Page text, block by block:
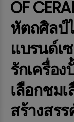
OF
หัตถศิลป์
แบรนด์เ
รักเครื่อ
เลือกชม
สร้างสร